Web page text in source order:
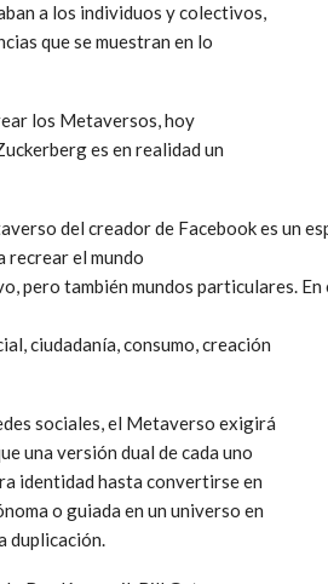
a los individuos y colectivos,
que se muestran en lo
los Metaversos, hoy
es en realidad un
del creador de Facebook es un
recrear el mundo
pero también mundos particulares. En
ciudadanía, consumo, creación
sociales, el Metaverso exigirá
una versión dual de cada uno
identidad hasta convertirse en
o guiada en un universo en
duplicación.